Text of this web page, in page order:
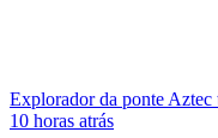
Explorador da ponte
10 horas atrás